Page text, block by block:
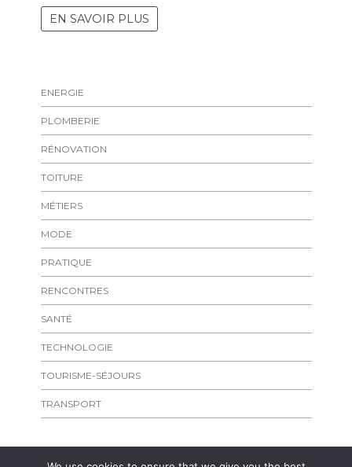
EN SAVOIR PLUS
ENERGIE
PLOMBERIE
RÉNOVATION
TOITURE
MÉTIERS
MODE
PRATIQUE
RENCONTRES
SANTÉ
TECHNOLOGIE
TOURISME-SÉJOURS
TRANSPORT